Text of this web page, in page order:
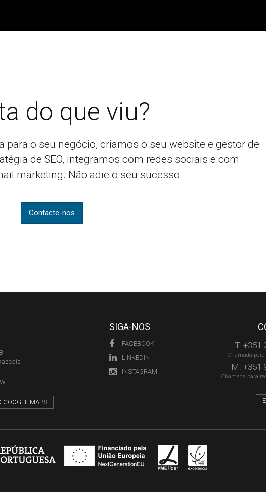
do que viu?
para o seu negócio, criamos o seu website e gestor de
de SEO, integramos com redes sociais e com
marketing. Não adie o seu sucesso.
Contacte-nos
GOOGLE MAPS
SIGA-NOS
FACEBOOK
LINKEDIN
INSTAGRAM
T. +351
Chamada
M. +351
Chamada para